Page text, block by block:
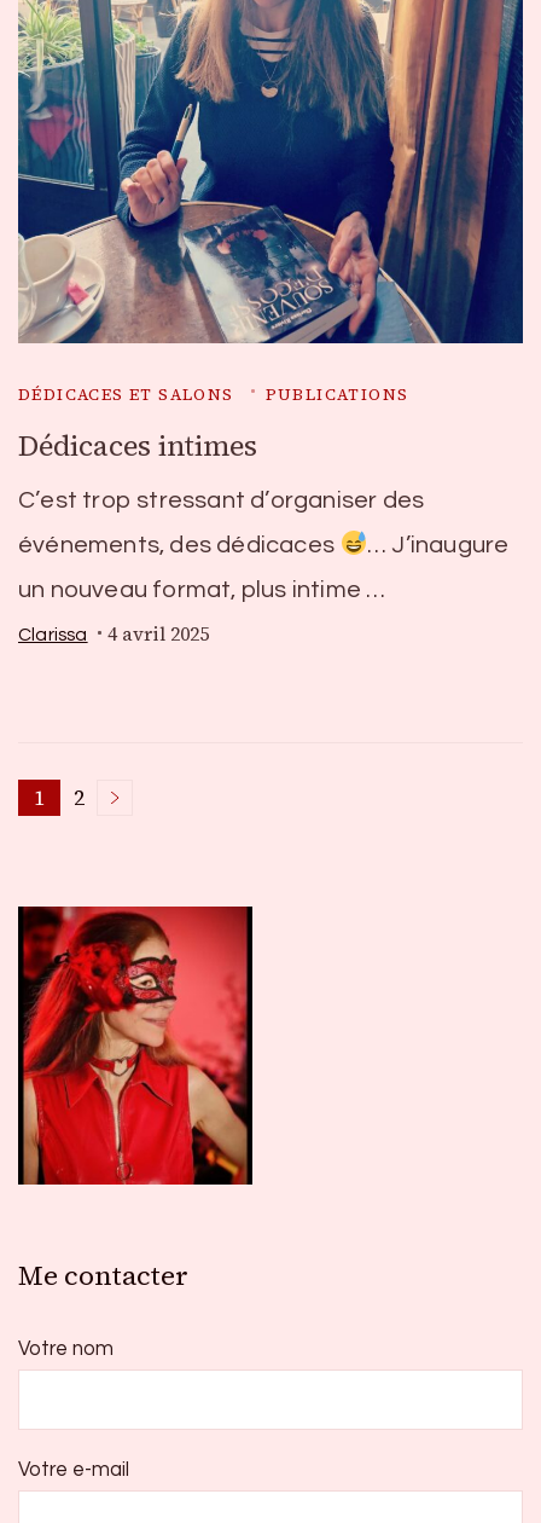
DÉDICACES ET SALONS PUBLICATIONS
Dédicaces intimes
C’est trop stressant d’organiser des
événements, des dédicaces
… J’inaugure
un nouveau format, plus intime …
Clarissa 4 avril 2025
Pagination
des
publications
Page
1 Page
2
Me contacter
Votre nom
Votre e-mail